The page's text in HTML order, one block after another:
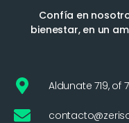
Confía en
bienestar, en un
Aldunate 719, of